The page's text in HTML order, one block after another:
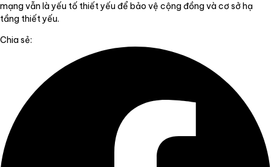
mạng vẫn là yếu tố thiết yếu để bảo vệ cộng đồng và cơ sở hạ
tầng thiết yếu.
Chia sẻ: